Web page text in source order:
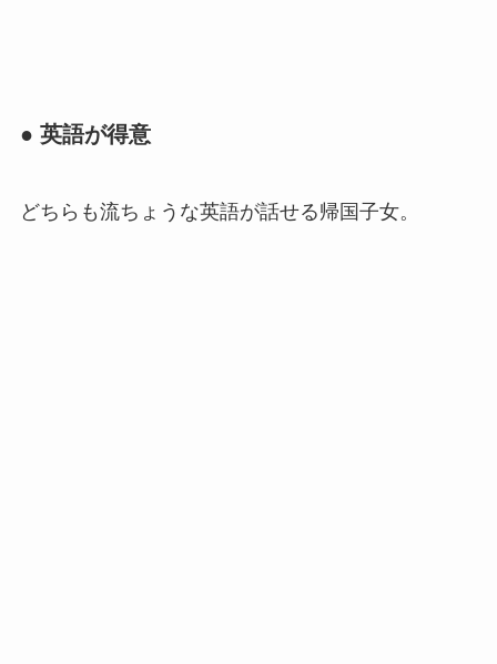
● 英語が得意
どちらも流ちょうな英語が話せる帰国子女。